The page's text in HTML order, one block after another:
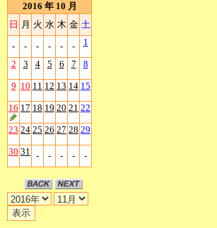
2016 年 10 月
日 月 火 水 木 金 土
- - - - - - 1
2 3 4 5 6 7 8
9 10 11 12 13 14 15
16 17 18 19 20 21 22
23 24 25 26 27 28 29
30 31 - - - - -